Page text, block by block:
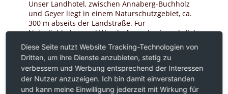
Unser Landhotel, zwischen Annaberg-Buchholz
und Geyer liegt in einem Naturschutzgebiet, ca.
300 m abseits der Landstraße. Für
Naturliebhaber und Wanderfreunde ein wahrlich
schönes Fleckchen Erde. Botanische
Kostbarkeiten, wie die Orchidee "Manns
Knabenkraut" oder die "Akeleiblättrige
Wiesenraute"- sind nur ausgewählte Beispiele
einer vielseitigen Fauna und Flora.
Diese Seite nutzt Website Tracking-Technologien von
Dritten, um ihre Dienste anzubieten, stetig zu
verbessern und Werbung entsprechend der Interessen
der Nutzer anzuzeigen. Ich bin damit einverstanden
und kann meine Einwilligung jederzeit mit Wirkung für